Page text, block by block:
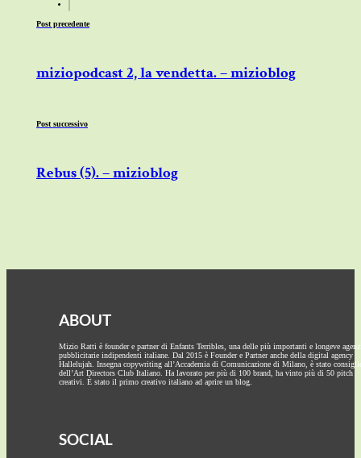
Post precedente
miziopodcast 2, la vendetta. – mizioblog
Post successivo
Rebus (5). – mizioblog
ABOUT
Mizio Ratti è founder e partner di Enfants Terribles, una delle più importanti e longeve
pubblicitarie indipendenti italiane. Dal 2015 è Founder e Partner anche della digital agency
Hallelujah. Insegna copywriting all’Accademia di Comunicazione di Milano, è stato
dell’Art Directors Club Italiano. Ha lavorato per più di 100 brand, ha vinto più di 50 pitch
creativi. È stato il primo creativo italiano ad aprire un blog.
SOCIAL